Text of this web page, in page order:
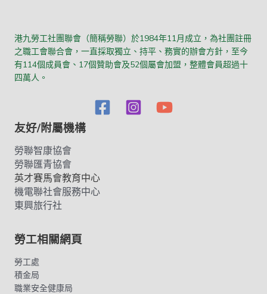
港九勞工社團聯會（簡稱勞聯）於1984年11月成立，為社團註冊
之職工會聯合會，一直採取獨立、持平、務實的辦會方針，至今
有114個成員會、17個贊助會及52個屬會加盟，整體會員超過十
四萬人。
友好/附屬機構
勞聯智康協會
勞聯匯青協會
英才賽馬會教育中心
機電聯社會服務中心
東興旅行社
勞工相關網頁
勞工處
積金局
職業安全健康局